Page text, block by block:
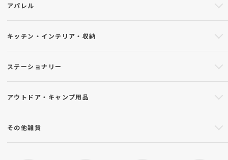
アパレル
キッチン・インテリア・収納
ステーショナリー
アウトドア・キャンプ用品
その他雑貨